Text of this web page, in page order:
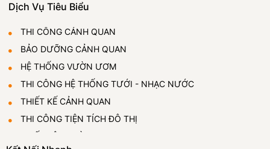
Dịch Vụ Tiêu Biểu
THI CÔNG CẢNH QUAN
BẢO DƯỠNG CẢNH QUAN
HỆ THỐNG VƯỜN ƯƠM
THI CÔNG HỆ THỐNG TƯỚI - NHẠC NƯỚC
THIẾT KẾ CẢNH QUAN
THI CÔNG TIỆN TÍCH ĐÔ THỊ